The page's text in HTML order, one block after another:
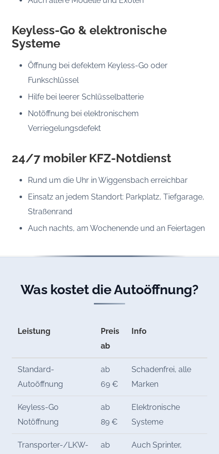
Keyless-Go & elektronische
Systeme
Öffnung bei defektem Keyless-Go oder
Funkschlüssel
Hilfe bei leerer Schlüsselbatterie
Notöffnung bei elektronischem
Verriegelungsdefekt
24/7 mobiler KFZ-Notdienst
Rund um die Uhr in Wiggensbach erreichbar
Einsatz an jedem Standort: Parkplatz, Tiefgarage,
Straßenrand
Auch nachts, am Wochenende und an Feiertagen
Was kostet die Autoöffnung?
Leistung
Preis
ab
Info
Standard-
Autoöffnung
ab
69 €
Schadenfrei, alle
Marken
Keyless-Go
Notöffnung
ab
89 €
Elektronische
Systeme
Transporter-/LKW-
ab
Auch Sprinter,